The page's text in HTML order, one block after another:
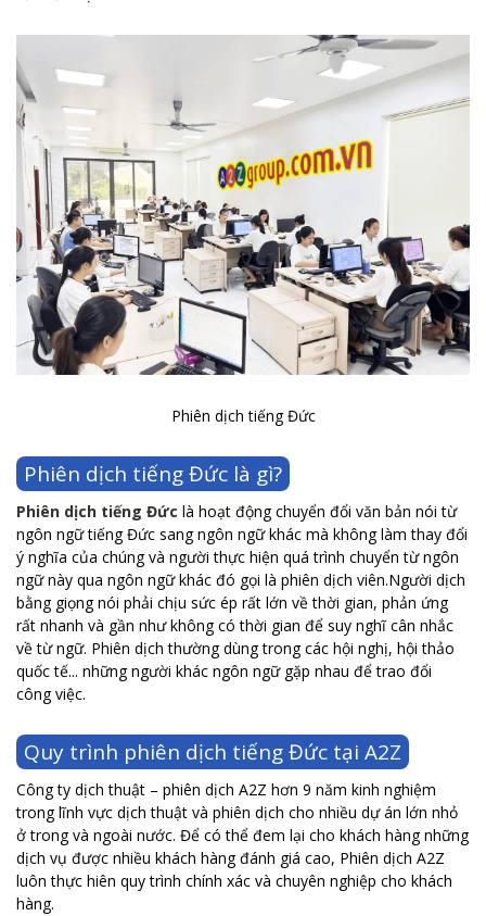
Phiên dịch tiếng Đức
Phiên dịch tiếng Đức là gì?
Phiên dịch tiếng Đức là hoạt động chuyển đổi văn bản nói từ
ngôn ngữ tiếng Đức sang ngôn ngữ khác mà không làm thay đổi
ý nghĩa của chúng và người thực hiện quá trình chuyển từ ngôn
ngữ này qua ngôn ngữ khác đó gọi là phiên dịch viên.Người dịch
bằng giọng nói phải chịu sức ép rất lớn về thời gian, phản ứng
rất nhanh và gần như không có thời gian để suy nghĩ cân nhắc
về từ ngữ. Phiên dịch thường dùng trong các hội nghị, hội thảo
quốc tế... những người khác ngôn ngữ gặp nhau để trao đổi
công việc.
Quy trình phiên dịch tiếng Đức tại A2Z
Công ty dịch thuật – phiên dịch A2Z hơn 9 năm kinh nghiệm
trong lĩnh vực dịch thuật và phiên dịch cho nhiều dự án lớn nhỏ
ở trong và ngoài nước. Để có thể đem lại cho khách hàng những
dịch vụ được nhiều khách hàng đánh giá cao, Phiên dịch A2Z
luôn thực hiên quy trình chính xác và chuyên nghiệp cho khách
hàng.